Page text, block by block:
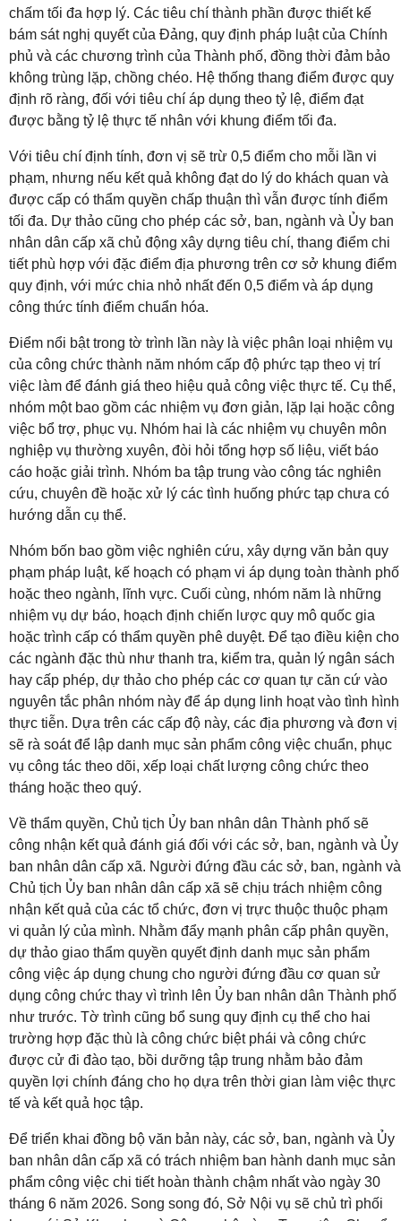
chấm tối đa hợp lý. Các tiêu chí thành phần được thiết kế
bám sát nghị quyết của Đảng, quy định pháp luật của Chính
phủ và các chương trình của Thành phố, đồng thời đảm bảo
không trùng lặp, chồng chéo. Hệ thống thang điểm được quy
định rõ ràng, đối với tiêu chí áp dụng theo tỷ lệ, điểm đạt
được bằng tỷ lệ thực tế nhân với khung điểm tối đa.
Với tiêu chí định tính, đơn vị sẽ trừ 0,5 điểm cho mỗi lần vi
phạm, nhưng nếu kết quả không đạt do lý do khách quan và
được cấp có thẩm quyền chấp thuận thì vẫn được tính điểm
tối đa. Dự thảo cũng cho phép các sở, ban, ngành và Ủy ban
nhân dân cấp xã chủ động xây dựng tiêu chí, thang điểm chi
tiết phù hợp với đặc điểm địa phương trên cơ sở khung điểm
quy định, với mức chia nhỏ nhất đến 0,5 điểm và áp dụng
công thức tính điểm chuẩn hóa.
Điểm nổi bật trong tờ trình lần này là việc phân loại nhiệm vụ
của công chức thành năm nhóm cấp độ phức tạp theo vị trí
việc làm để đánh giá theo hiệu quả công việc thực tế. Cụ thể,
nhóm một bao gồm các nhiệm vụ đơn giản, lặp lại hoặc công
việc bổ trợ, phục vụ. Nhóm hai là các nhiệm vụ chuyên môn
nghiệp vụ thường xuyên, đòi hỏi tổng hợp số liệu, viết báo
cáo hoặc giải trình. Nhóm ba tập trung vào công tác nghiên
cứu, chuyên đề hoặc xử lý các tình huống phức tạp chưa có
hướng dẫn cụ thể.
Nhóm bốn bao gồm việc nghiên cứu, xây dựng văn bản quy
phạm pháp luật, kế hoạch có phạm vi áp dụng toàn thành phố
hoặc theo ngành, lĩnh vực. Cuối cùng, nhóm năm là những
nhiệm vụ dự báo, hoạch định chiến lược quy mô quốc gia
hoặc trình cấp có thẩm quyền phê duyệt. Để tạo điều kiện cho
các ngành đặc thù như thanh tra, kiểm tra, quản lý ngân sách
hay cấp phép, dự thảo cho phép các cơ quan tự căn cứ vào
nguyên tắc phân nhóm này để áp dụng linh hoạt vào tình hình
thực tiễn. Dựa trên các cấp độ này, các địa phương và đơn vị
sẽ rà soát để lập danh mục sản phẩm công việc chuẩn, phục
vụ công tác theo dõi, xếp loại chất lượng công chức theo
tháng hoặc theo quý.
Về thẩm quyền, Chủ tịch Ủy ban nhân dân Thành phố sẽ
công nhận kết quả đánh giá đối với các sở, ban, ngành và Ủy
ban nhân dân cấp xã. Người đứng đầu các sở, ban, ngành và
Chủ tịch Ủy ban nhân dân cấp xã sẽ chịu trách nhiệm công
nhận kết quả của các tổ chức, đơn vị trực thuộc thuộc phạm
vi quản lý của mình. Nhằm đẩy mạnh phân cấp phân quyền,
dự thảo giao thẩm quyền quyết định danh mục sản phẩm
công việc áp dụng chung cho người đứng đầu cơ quan sử
dụng công chức thay vì trình lên Ủy ban nhân dân Thành phố
như trước. Tờ trình cũng bổ sung quy định cụ thể cho hai
trường hợp đặc thù là công chức biệt phái và công chức
được cử đi đào tạo, bồi dưỡng tập trung nhằm bảo đảm
quyền lợi chính đáng cho họ dựa trên thời gian làm việc thực
tế và kết quả học tập.
Để triển khai đồng bộ văn bản này, các sở, ban, ngành và Ủy
ban nhân dân cấp xã có trách nhiệm ban hành danh mục sản
phẩm công việc chi tiết hoàn thành chậm nhất vào ngày 30
tháng 6 năm 2026. Song song đó, Sở Nội vụ sẽ chủ trì phối